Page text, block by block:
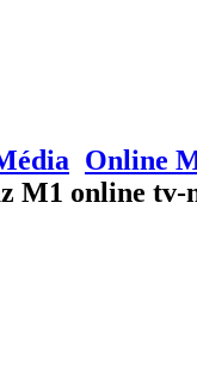
Online
M1 online tv-